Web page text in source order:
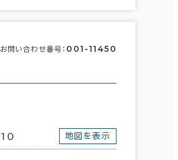
お問い合わせ番号： 001-11450
地図を表示